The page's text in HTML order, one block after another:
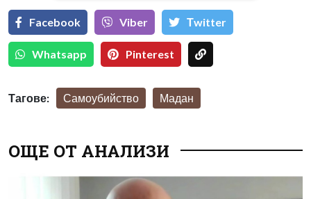
Facebook Viber Тwitter
Whatsapp Pinterest
Тагове: Самоубийство Мадан
ОЩЕ ОТ АНАЛИЗИ